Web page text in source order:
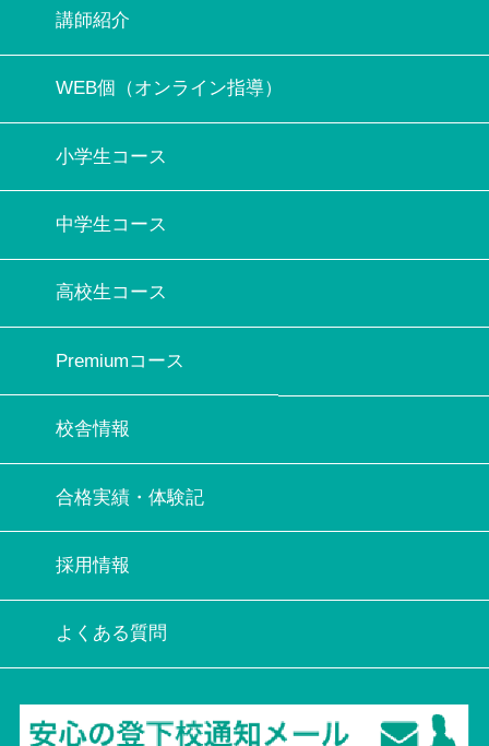
講師紹介
WEB個（オンライン指導）
小学生コース
中学生コース
高校生コース
Premiumコース
校舎情報
合格実績・体験記
採用情報
よくある質問